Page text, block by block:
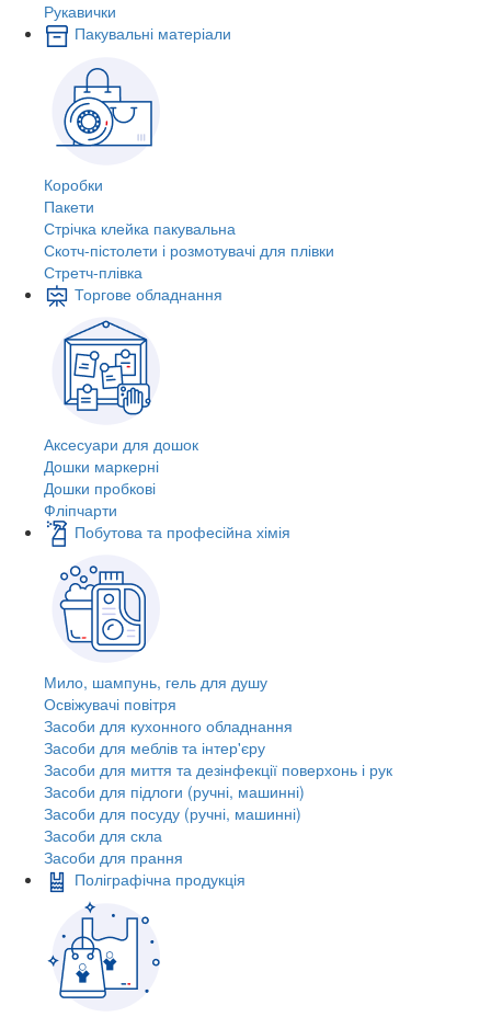
Рукавички
Пакувальні матеріали
Коробки
Пакети
Стрічка клейка пакувальна
Скотч-пістолети і розмотувачі для плівки
Стретч-плівка
Торгове обладнання
Аксесуари для дошок
Дошки маркерні
Дошки пробкові
Фліпчарти
Побутова та професійна хімія
Мило, шампунь, гель для душу
Освіжувачі повітря
Засоби для кухонного обладнання
Засоби для меблів та інтер'єру
Засоби для миття та дезінфекції поверхонь і рук
Засоби для підлоги (ручні, машинні)
Засоби для посуду (ручні, машинні)
Засоби для скла
Засоби для прання
Поліграфічна продукція